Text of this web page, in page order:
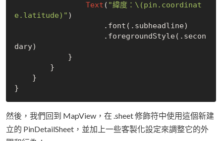
Text ( "緯度：\(pin.coordinat
e.latitude)" )
dary)
然後，我們回到 MapView，在 .sheet 修飾符中使用這個新建
立的 PinDetailSheet，並加上一些客製化設定來調整它的外